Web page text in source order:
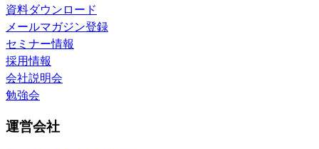
資料ダウンロード
メールマガジン登録
セミナー情報
採用情報
会社説明会
勉強会
運営会社